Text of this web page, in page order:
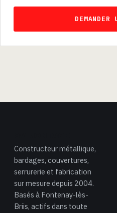
Constructeur métallique,
bardages, couvertures,
serrurerie et fabrication
sur mesure depuis 2004.
Basés à Fontenay-lès-
Briis, actifs dans toute